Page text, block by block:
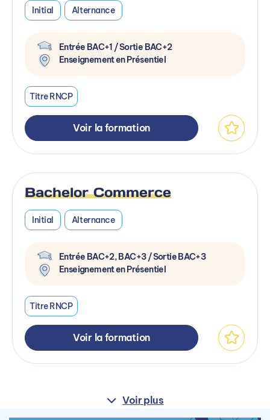
Initial Alternance
Entrée BAC+1 / Sortie BAC+2
Enseignement en Présentiel
Titre RNCP
Voir la formation
Bachelor Commerce
Initial Alternance
Entrée BAC+2, BAC+3 / Sortie BAC+3
Enseignement en Présentiel
Titre RNCP
Voir la formation
Voir plus